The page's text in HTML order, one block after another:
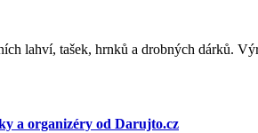
lahví, tašek, hrnků a drobných dárků.
a organizéry od Darujto.cz